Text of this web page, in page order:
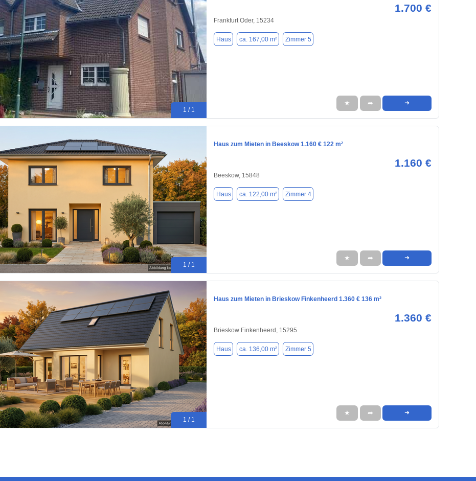
1 / 1
1.700 €
Frankfurt Oder, 15234
Haus ca. 167,00 m² Zimmer 5
★ ➦ ➜
1 / 1
Haus zum Mieten in Beeskow 1.160 € 122 m²
1.160 €
Beeskow, 15848
Haus ca. 122,00 m² Zimmer 4
★ ➦ ➜
1 / 1
Haus zum Mieten in Brieskow Finkenheerd 1.360 € 136 m²
1.360 €
Brieskow Finkenheerd, 15295
Haus ca. 136,00 m² Zimmer 5
★ ➦ ➜